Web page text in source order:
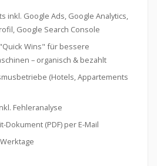
inkl. Google Ads, Google Analytics,
Google Search Console
Wins" für bessere
– organisch & bezahlt
(Hotels, Appartements
Fehleranalyse
Dokument (PDF) per E-Mail